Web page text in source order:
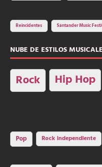
Reincidentes Santander Music
NUBE DE ESTILOS
Rock Hip Hop
Pop Rock independiente